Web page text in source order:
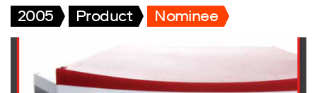
2005 Product Nominee